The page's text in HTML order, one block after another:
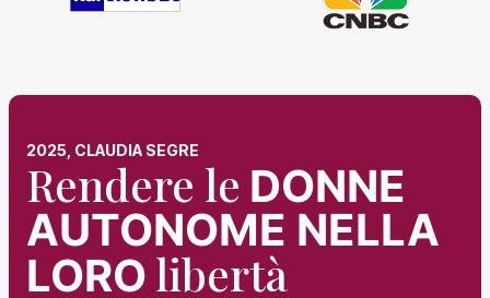
2025, CLAUDIA SEGRE
Rendere le DONNE
AUTONOME NELLA
LORO libertà